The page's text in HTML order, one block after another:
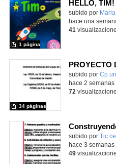
Contenido
subido por Maria
1 página
hace una
41
Contenido
subido por Cp
34 páginas
hace 2 semanas
72
subido por Tic
hace 3 semanas
49